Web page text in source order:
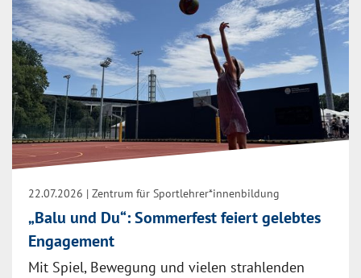
22.07.2026 | Zentrum für Sportlehrer*innenbildung
„Balu und Du“: Sommerfest feiert gelebtes
Engagement
Mit Spiel, Bewegung und vielen strahlenden